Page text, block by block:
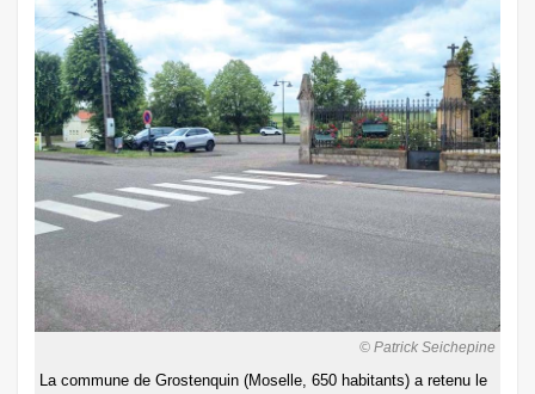
© Patrick Seichepine
La commune de Grostenquin (Moselle, 650 habitants) a retenu le